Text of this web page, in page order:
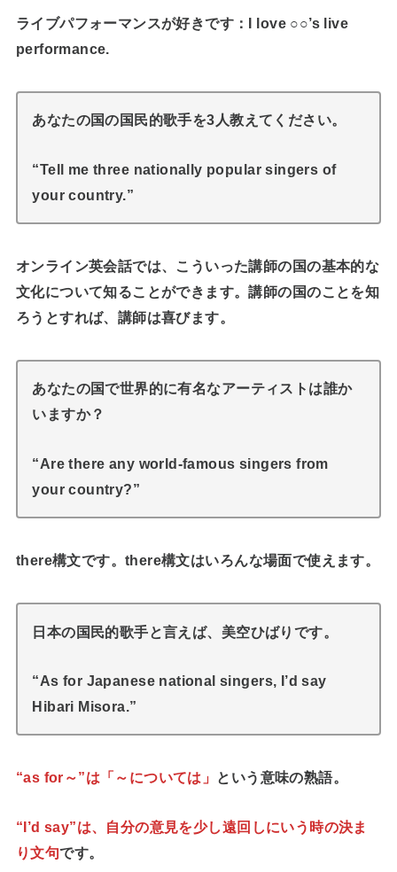
ライブパフォーマンスが好きです：I love ○○’s live
performance.
あなたの国の国民的歌手を3人教えてください。
“Tell me three nationally popular singers of
your country.”
オンライン英会話では、こういった講師の国の基本的な
文化について知ることができます。講師の国のことを知
ろうとすれば、講師は喜びます。
あなたの国で世界的に有名なアーティストは誰か
いますか？
“Are there any world-famous singers from
your country?”
there構文です。there構文はいろんな場面で使えます。
日本の国民的歌手と言えば、美空ひばりです。
“As for Japanese national singers, I’d say
Hibari Misora.”
“as for～”は「～については」 という意味の熟語。
“I’d say”は、自分の意見を少し遠回しにいう時の決ま
り文句です。